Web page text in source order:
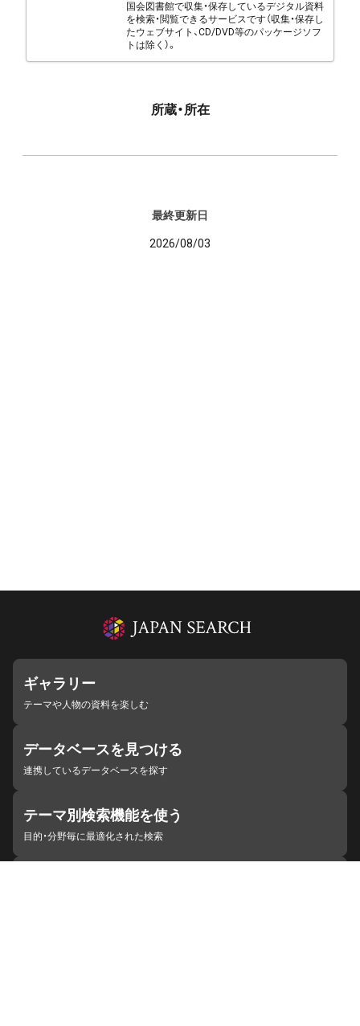
国会図書館で収集・保存しているデジタル資料
を検索・閲覧できるサービスです（収集・保存し
たウェブサイト、CD/DVD等のパッケージソフ
トは除く）。
所蔵・所在
最終更新日
2026/08/03
ギャラリー
テーマや人物の資料を楽しむ
データベースを見つける
連携しているデータベースを探す
テーマ別検索機能を使う
目的・分野毎に最適化された検索